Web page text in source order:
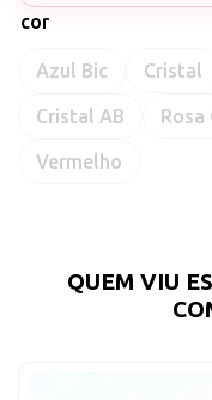
cor
Azul Bic Cristal
Cristal AB Rosa
Vermelho
QUEM VIU